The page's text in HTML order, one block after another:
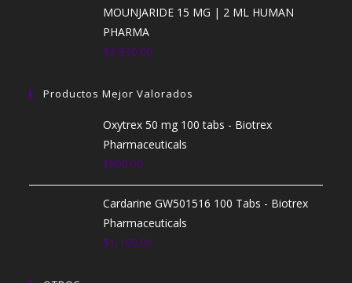
p
i
o
r
g
i
n
p
a
u
a
MOUNJARIDE 15 MG | 2 ML HUMAN
PHARMA
$3,850.00
Productos Mejor Valorados
Oxytrex 50 mg 100 tabs - Biotrex
Pharmaceuticals
$800.00
Cardarine GW501516 100 Tabs - Biotrex
Pharmaceuticals
$1,100.00